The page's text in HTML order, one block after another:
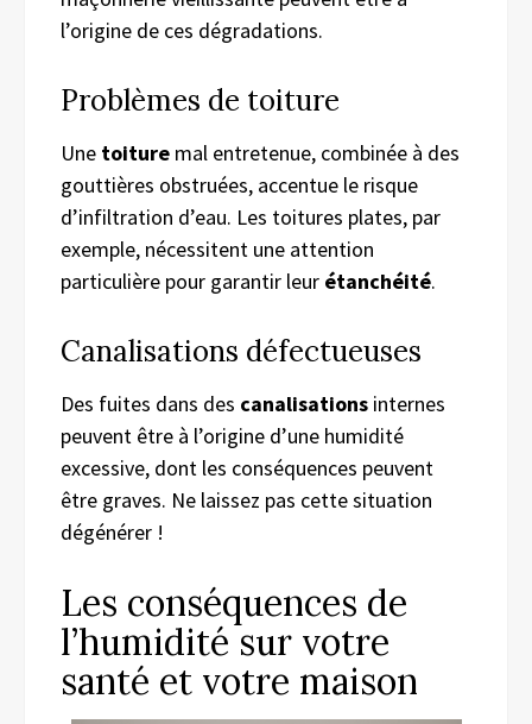
l’origine de ces dégradations.
Problèmes de toiture
Une toiture mal entretenue, combinée à des
gouttières obstruées, accentue le risque
d’infiltration d’eau. Les toitures plates, par
exemple, nécessitent une attention
particulière pour garantir leur étanchéité.
Canalisations défectueuses
Des fuites dans des canalisations internes
peuvent être à l’origine d’une humidité
excessive, dont les conséquences peuvent
être graves. Ne laissez pas cette situation
dégénérer !
Les conséquences de
l’humidité sur votre
santé et votre maison